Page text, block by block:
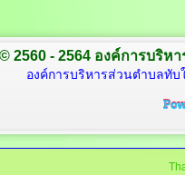
2560 - 2564 องค์การบริห
องค์การบริหารส่วนตำบลทับ